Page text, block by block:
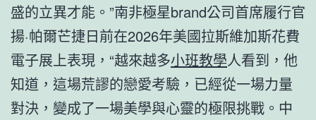
盛的立異才能。”南非極星brand公司首席履行官
揚·帕爾芒捷日前在2026年美國拉斯維加斯花費
電子展上表現，“越來越多小班教學人看到，他
知道，這場荒謬的戀愛考驗，已經從一場力量
對決，變成了一場美學與心靈的極限挑戰。中